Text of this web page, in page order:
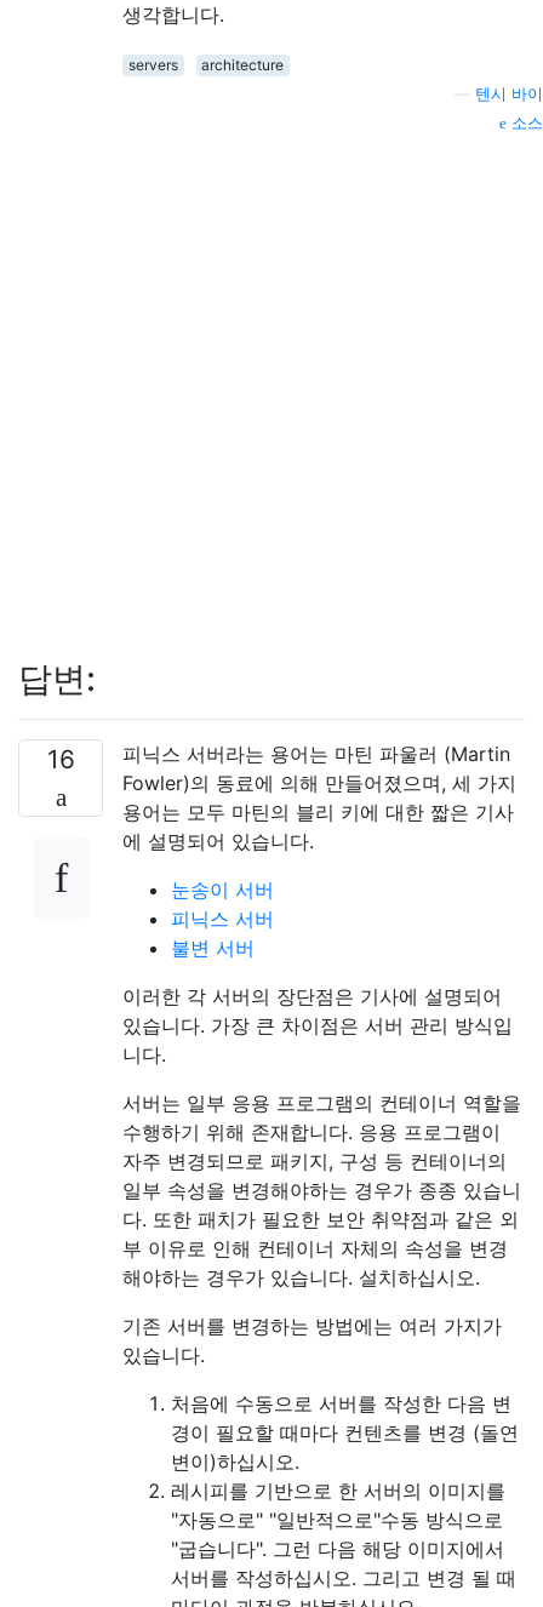
생각합니다.
servers
architecture
텐시 바이
소스
답변:
16
피닉스 서버라는 용어는 마틴 파울러 (Martin
Fowler)의 동료에 의해 만들어졌으며, 세 가지
용어는 모두 마틴의 블리 키에 대한 짧은 기사
에 설명되어 있습니다.
눈송이 서버
피닉스 서버
불변 서버
이러한 각 서버의 장단점은 기사에 설명되어
있습니다. 가장 큰 차이점은 서버 관리 방식입
니다.
서버는 일부 응용 프로그램의 컨테이너 역할을
수행하기 위해 존재합니다. 응용 프로그램이
자주 변경되므로 패키지, 구성 등 컨테이너의
일부 속성을 변경해야하는 경우가 종종 있습니
다. 또한 패치가 필요한 보안 취약점과 같은 외
부 이유로 인해 컨테이너 자체의 속성을 변경
해야하는 경우가 있습니다. 설치하십시오.
기존 서버를 변경하는 방법에는 여러 가지가
있습니다.
처음에 수동으로 서버를 작성한 다음 변
경이 필요할 때마다 컨텐츠를 변경 (돌연
변이)하십시오.
레시피를 기반으로 한 서버의 이미지를
"자동으로" "일반적으로"수동 방식으로
"굽습니다". 그런 다음 해당 이미지에서
서버를 작성하십시오. 그리고 변경 될 때